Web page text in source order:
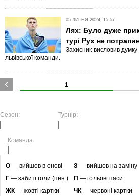
05 ЛИПНЯ 2024, 15:57
Лях: Було дуже
турі Рух не
Захисник висловив думку
львівської команди.
1
Сезон: Турнір:
Команда:
O — вийшов в онові З — вийшов на заміну
Г — забиті голи (пен.) П — гольові паси
ЖК— жовті картки ЧК— червоні картки